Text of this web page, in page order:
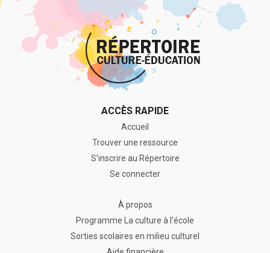
ACCÈS RAPIDE
Accueil
Trouver une ressource
S’inscrire au Répertoire
Se connecter
À propos
Programme La culture à l’école
Sorties scolaires en milieu culturel